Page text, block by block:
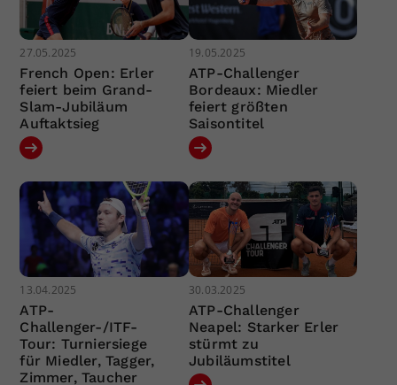
27.05.2025
French Open: Erler
feiert beim Grand-
Slam-Jubiläum
Auftaktsieg
19.05.2025
ATP-Challenger
Bordeaux: Miedler
feiert größten
Saisontitel
13.04.2025
ATP-
Challenger-/ITF-
Tour: Turniersiege
für Miedler, Tagger,
Zimmer, Taucher
30.03.2025
ATP-Challenger
Neapel: Starker Erler
stürmt zu
Jubiläumstitel